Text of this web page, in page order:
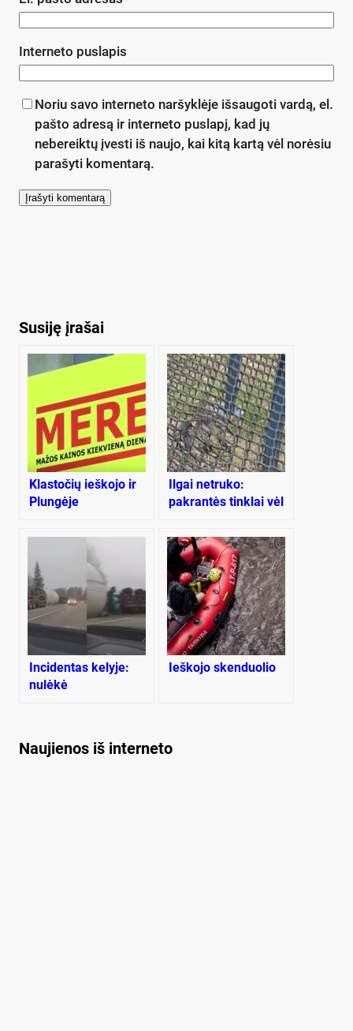
Interneto puslapis
Noriu savo interneto naršyklėje išsaugoti vardą, el.
pašto adresą ir interneto puslapį, kad jų
nebereiktų įvesti iš naujo, kai kitą kartą vėl norėsiu
parašyti komentarą.
Susiję įrašai
Klastočių ieškojo ir
Plungėje
Ilgai netruko:
pakrantės tinklai vėl
Incidentas kelyje:
nulėkė
Ieškojo skenduolio
Naujienos iš interneto